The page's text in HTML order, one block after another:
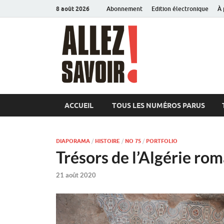
8 août 2026 Abonnement Edition électronique À
ACCUEIL TOUS LES NUMÉROS PARUS
DIAPORAMA / HISTOIRE / NO 75 / PORTFOLIO
Trésors de l’Algérie
21 août 2020